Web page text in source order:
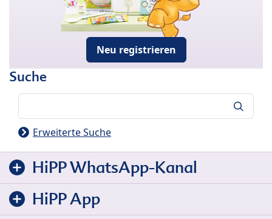
Neu registrieren
Suche
Erweiterte Suche
HiPP WhatsApp-Kanal
HiPP App